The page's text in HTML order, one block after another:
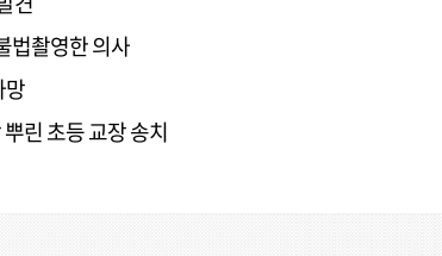
법촬영한 의사
망
린 초등 교장 송치